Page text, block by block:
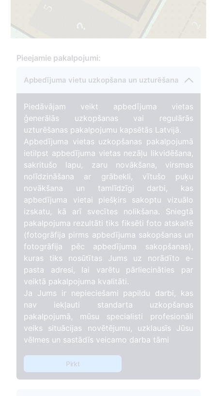
2
Pieejamie pakalpojumi:
Apbedījuma vietu uzkopšana un uzturēšana
Piedāvājam veikt apbedījuma vietas
ģenerālās uzkopšanas vai regulārās
uzturēšanas pakalpojumu kapsētās Latvijā.
Apbedījuma vietas uzkopšanas pakalpojumā
ietilpst apbedījuma vietas nezāļu likvidēšana,
sakritušo lapu, zaru novākšana, virsmas
nolīdzināšana ar grābekli, vītušo puķu
novākšana un tamlīdzīgi darbi, kas
apbedījuma vietai piešķirs sakoptu vizuālo
izskatu, kā arī svecītes nolikšana. Sniegtā
pakalpojuma rezultāti tiks fiksēti foto atskaitē
(fotogrāfija pirms apbedījuma sakopšanas un
fotogrāfija pēc apbedījuma sakopšanas),
kuras tiks nosūtītas Jums uz norādīto e-
pasta adresi, lai varētu pārliecināties par
veiktā pakalpojuma kvalitāti.
Ja Jums ir nepieciešami papildu darbi, kas
nav iekļauti standarta uzkopšanas
pakalpojumā, mūsu specialisti profesionāli
veiks situācijas novētējumu, uzklausīs Jūsu
vēlmes un sastādīs veicamo darba tāmi
Pirkt